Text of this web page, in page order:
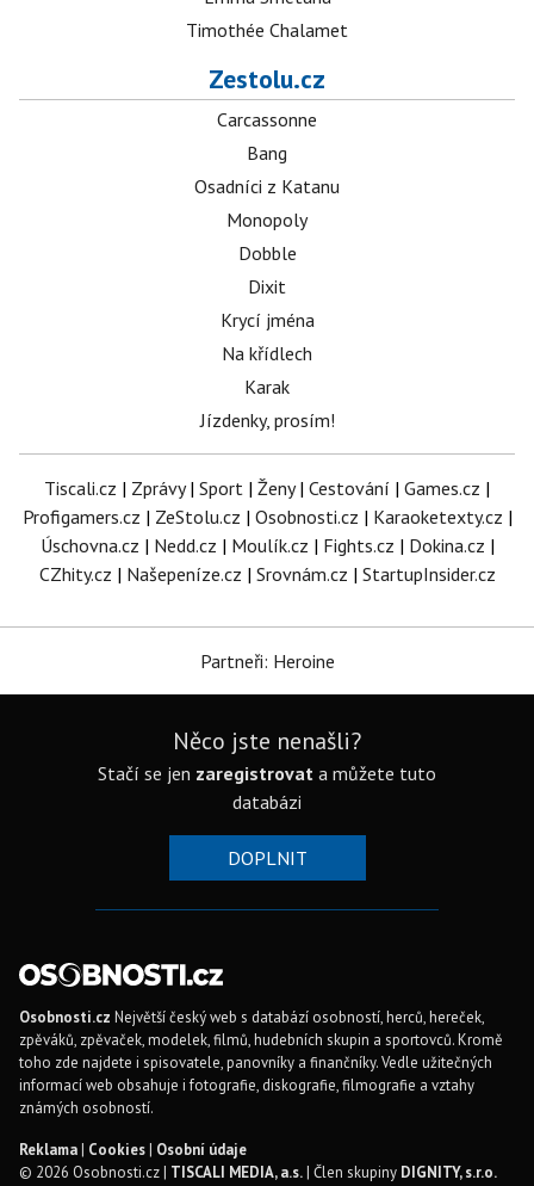
Timothée Chalamet
Zestolu.cz
Carcassonne
Bang
Osadníci z Katanu
Monopoly
Dobble
Dixit
Krycí jména
Na křídlech
Karak
Jízdenky, prosím!
Tiscali.cz | Zprávy| Sport | Ženy| Cestování | Games.cz |
Profigamers.cz | ZeStolu.cz | Osobnosti.cz | Karaoketexty.cz |
Úschovna.cz | Nedd.cz | Moulík.cz | Fights.cz | Dokina.cz |
CZhity.cz | Našepeníze.cz | Srovnám.cz | StartupInsider.cz
Partneři: Heroine
Něco jste nenašli?
Stačí se jen zaregistrovat a můžete tuto
databázi
DOPLNIT
Osobnosti.cz Největší český web s databází osobností, herců, hereček,
zpěváků, zpěvaček, modelek, filmů, hudebních skupin a sportovců. Kromě
toho zde najdete i spisovatele, panovníky a finančníky. Vedle užitečných
informací web obsahuje i fotografie, diskografie, filmografie a vztahy
známých osobností.
Reklama| Cookies| Osobní údaje
© 2026 Osobnosti.cz | TISCALI MEDIA, a.s.| Člen skupiny DIGNITY, s.r.o.